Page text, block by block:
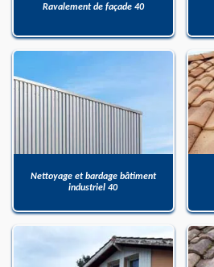
Ravalement de façade 40
Nettoyage et bardage bâtiment
industriel 40